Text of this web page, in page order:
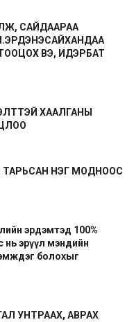
САЙДААРАА
ВЭ, ИДЭРБАТ
ХААЛГАНЫ
НЭГ МОДНООС
эрдэмтэд 100%
нь эрүүл мэндийн
болохыг
УНТРААХ, АВРАХ